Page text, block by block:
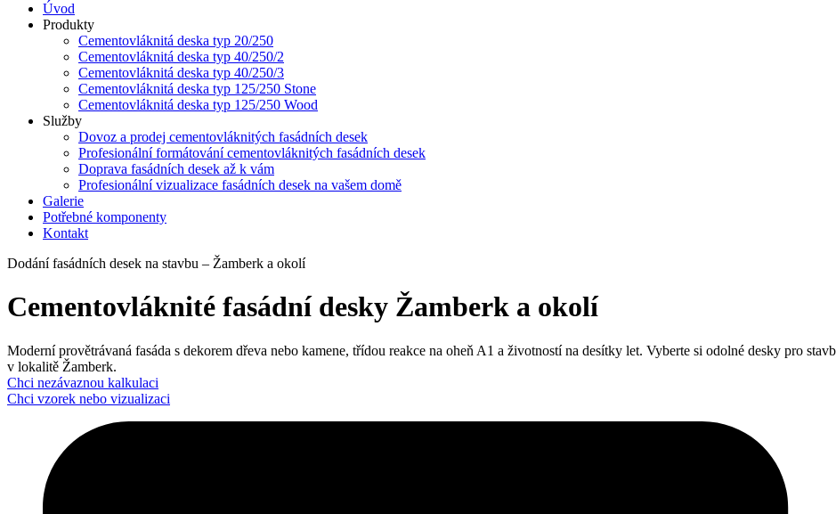
Úvod
Produkty
Cementovláknitá deska typ 20/250
Cementovláknitá deska typ 40/250/2
Cementovláknitá deska typ 40/250/3
Cementovláknitá deska typ 125/250 Stone
Cementovláknitá deska typ 125/250 Wood
Služby
Dovoz a prodej cementovláknitých fasádních desek
Profesionální formátování cementovláknitých fasádních desek
Doprava fasádních desek až k vám
Profesionální vizualizace fasádních desek na vašem domě
Galerie
Potřebné komponenty
Kontakt
Dodání fasádních desek na stavbu – Žamberk a okolí
Cementovláknité fasádní desky Žamberk a okolí
Moderní provětrávaná fasáda s dekorem dřeva nebo kamene, třídou reakce na oheň A1 a životností na desítky let. Vyberte si odolné desky pro
v lokalitě Žamberk.
Chci nezávaznou kalkulaci
Chci vzorek nebo vizualizaci